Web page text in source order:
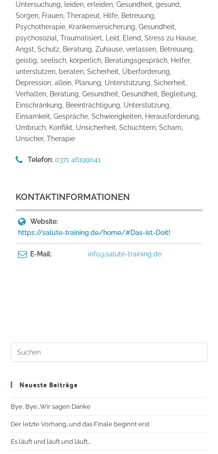
Untersuchung, leiden, erleiden, Gesundheit, gesund,
Sorgen, Frauen, Therapeut, Hilfe, Betreuung,
Psychotherapie, Krankenversicherung, Gesundheit,
psychosozial, Traumatisiert, Leid, Elend, Stress zu Hause,
Angst, Schutz, Beratung, Zuhause, verlassen, Betreuung,
geistig, seelisch, körperlich, Beratungsgespräch, Helfer,
unterstützen, beraten, Sicherheit, Überforderung,
Depression, allein, Planung, Unterstützung, Sicherheit,
Verhalten, Beratung, Gesundheit, Gesundheit, Begleitung,
Einschränkung, Beeinträchtigung, Unterstützung,
Einsamkeit, Gespräche, Schwierigkeiten, Herausforderung,
Umbruch, Konflikt, Unsicherheit, Schüchtern, Scham,
Unsicher, Therapie
Telefon: 0371 46199041
KONTAKTINFORMATIONEN
Website:
https://salute-training.de/home/#Das-ist-Doit!
E-Mail: info@salute-training.de
Neueste Beiträge
Bye, Bye…Wir sagen Danke
Der letzte Vorhang…und das Finale beginnt erst
Es läuft und läuft und läuft…